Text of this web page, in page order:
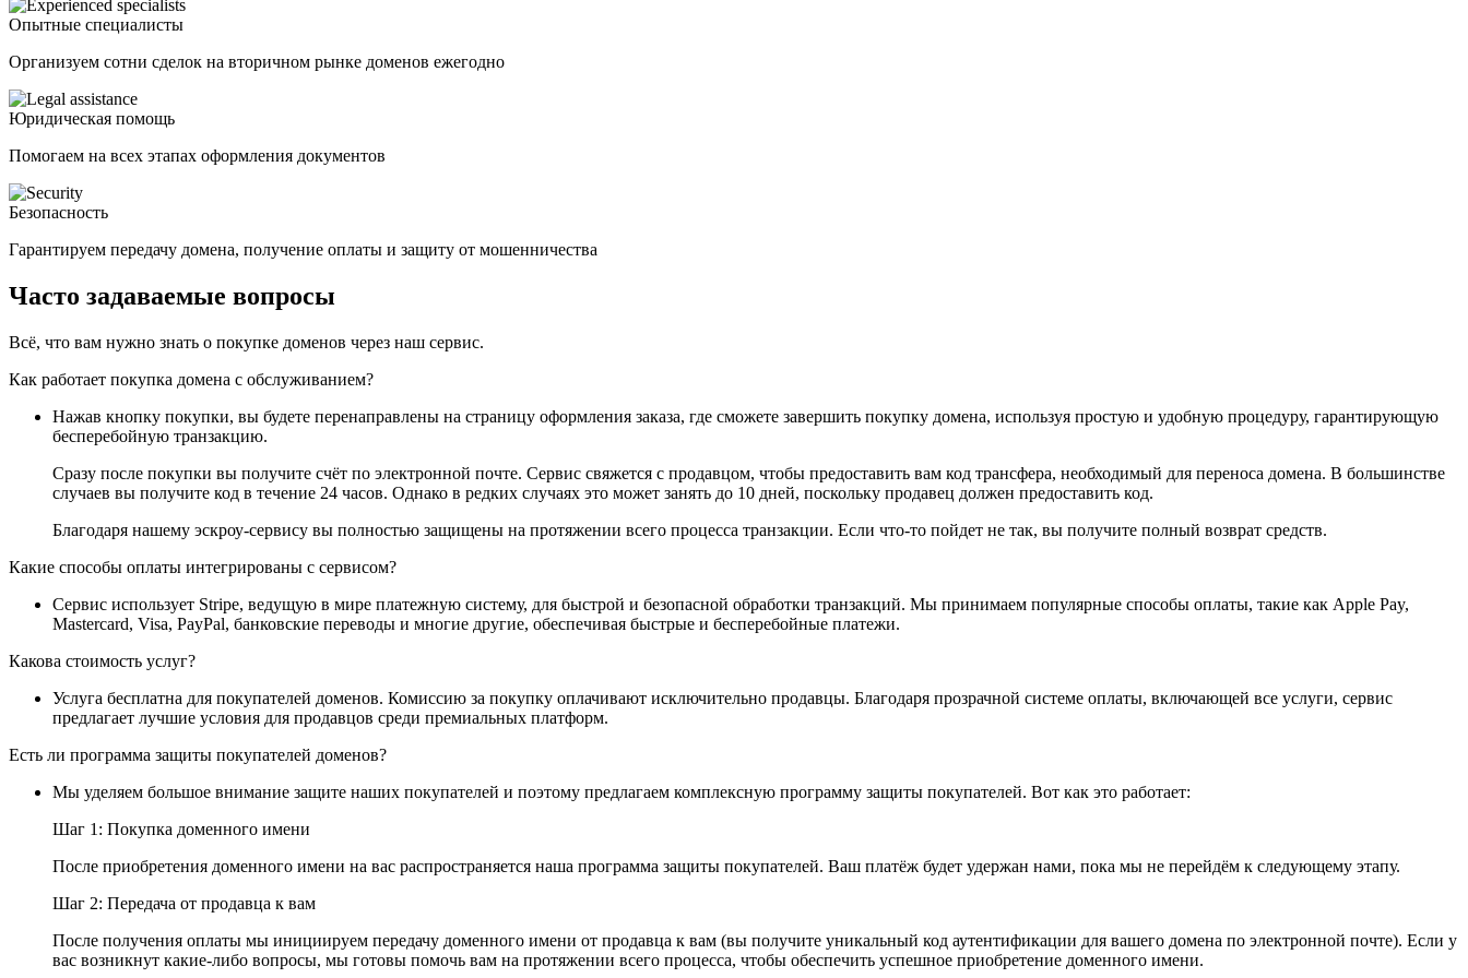
Опытные специалисты
Организуем сотни сделок на вторичном рынке доменов ежегодно
Юридическая помощь
Помогаем на всех этапах оформления документов
Безопасность
Гарантируем передачу домена, получение оплаты и защиту от мошенничества
Часто задаваемые вопросы
Всё, что вам нужно знать о покупке доменов через наш сервис.
Как работает покупка домена с обслуживанием?
Нажав кнопку покупки, вы будете перенаправлены на страницу оформления заказа, где сможете завершить покупку домена, используя простую и удобную процедуру, гарантирующую
бесперебойную транзакцию.
Сразу после покупки вы получите счёт по электронной почте. Сервис свяжется с продавцом, чтобы предоставить вам код трансфера, необходимый для переноса домена. В большинстве
случаев вы получите код в течение 24 часов. Однако в редких случаях это может занять до 10 дней, поскольку продавец должен предоставить код.
Благодаря нашему эскроу-сервису вы полностью защищены на протяжении всего процесса транзакции. Если что-то пойдет не так, вы получите полный возврат средств.
Какие способы оплаты интегрированы с сервисом?
Сервис использует Stripe, ведущую в мире платежную систему, для быстрой и безопасной обработки транзакций. Мы принимаем популярные способы оплаты, такие как Apple Pay,
Mastercard, Visa, PayPal, банковские переводы и многие другие, обеспечивая быстрые и бесперебойные платежи.
Какова стоимость услуг?
Услуга бесплатна для покупателей доменов. Комиссию за покупку оплачивают исключительно продавцы. Благодаря прозрачной системе оплаты, включающей все услуги, сервис
предлагает лучшие условия для продавцов среди премиальных платформ.
Есть ли программа защиты покупателей доменов?
Мы уделяем большое внимание защите наших покупателей и поэтому предлагаем комплексную программу защиты покупателей. Вот как это работает:
Шаг 1: Покупка доменного имени
После приобретения доменного имени на вас распространяется наша программа защиты покупателей. Ваш платёж будет удержан нами, пока мы не перейдём к следующему этапу.
Шаг 2: Передача от продавца к вам
После получения оплаты мы инициируем передачу доменного имени от продавца к вам (вы получите уникальный код аутентификации для вашего домена по электронной почте). Если у
вас возникнут какие-либо вопросы, мы готовы помочь вам на протяжении всего процесса, чтобы обеспечить успешное приобретение доменного имени.